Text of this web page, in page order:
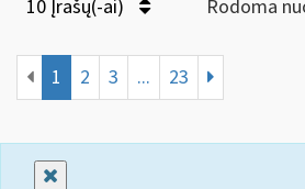
10 Įrašų(-ai) Rodoma
1 2 3 ... 23